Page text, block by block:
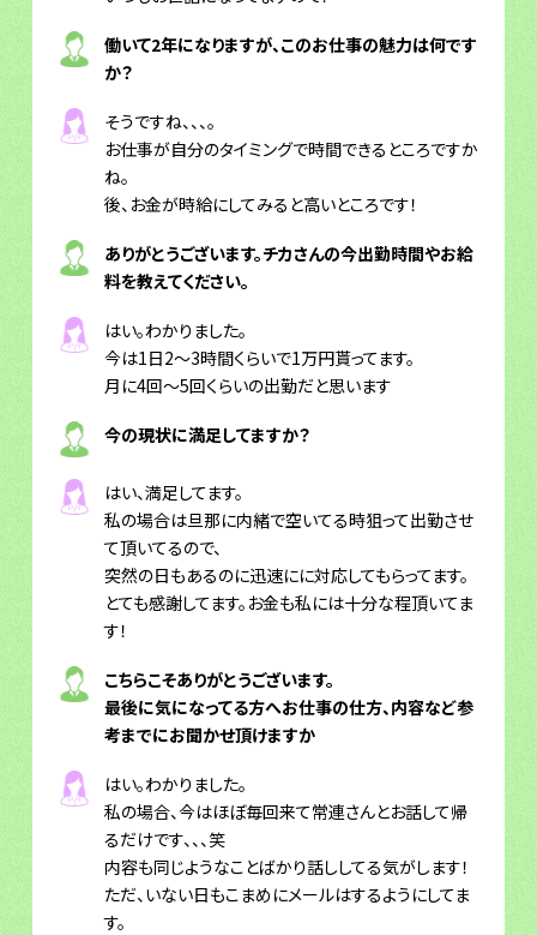
働いて2年になりますが、このお仕事の魅力は何です
か？
そうですね、、、。
お仕事が自分のタイミングで時間できるところですか
ね。
後、お金が時給にしてみると高いところです！
ありがとうございます。チカさんの今出勤時間やお給
料を教えてください。
はい。わかりました。
今は1日2～3時間くらいで1万円貰ってます。
月に4回～5回くらいの出勤だと思います
今の現状に満足してますか？
はい、満足してます。
私の場合は旦那に内緒で空いてる時狙って出勤させ
て頂いてるので、
突然の日もあるのに迅速にに対応してもらってます。
とても感謝してます。お金も私には十分な程頂いてま
す！
こちらこそありがとうございます。
最後に気になってる方へお仕事の仕方、内容など参
考までにお聞かせ頂けますか
はい。わかりました。
私の場合、今はほぼ毎回来て常連さんとお話して帰
るだけです、、、笑
内容も同じようなことばかり話ししてる気がします！
ただ、いない日もこまめにメールはするようにしてま
す。